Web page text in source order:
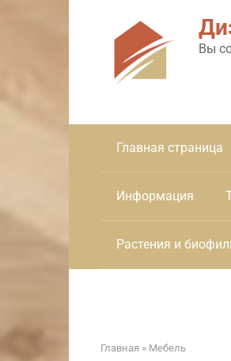
Вы
Главная страница
Информация
Растения и
Главная » Мебель